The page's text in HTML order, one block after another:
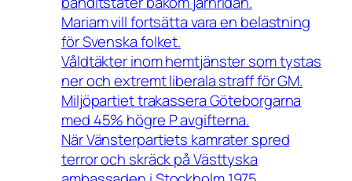
Mariam vill fortsätta vara en belastning
för Svenska folket.
Våldtäkter inom hemtjänster som tystas
ner och extremt liberala straff för GM.
Miljöpartiet trakassera Göteborgarna
med 45% högre P avgifterna.
När Vänsterpartiets kamrater spred
terror och skräck på Västtyska